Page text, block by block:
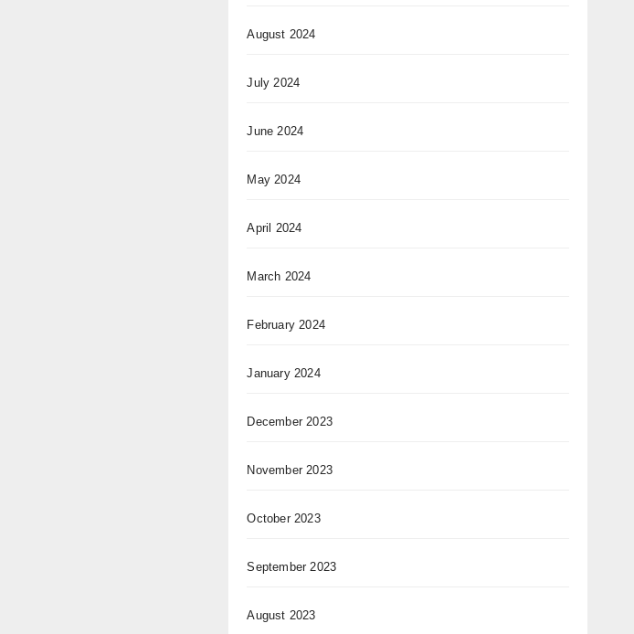
August 2024
July 2024
June 2024
May 2024
April 2024
March 2024
February 2024
January 2024
December 2023
November 2023
October 2023
September 2023
August 2023